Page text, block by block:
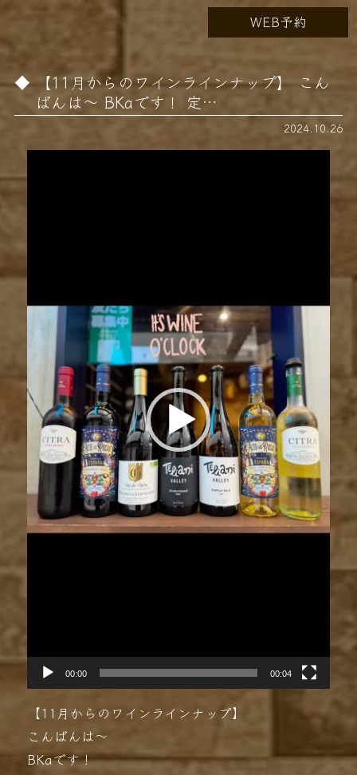
WEB予約
【11月からのワインラインナップ】 こん
ばんは〜 BKaです！ 定…
2024.10.26
画
ー
ヤ
00:00 00:04
【11月からのワインラインナップ】
こんばんは〜
BKaです！